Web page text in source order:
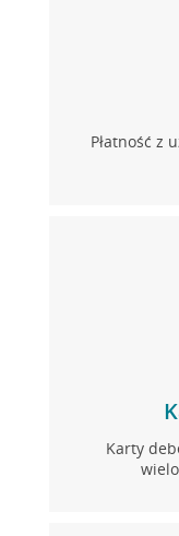
Płatność z
Karty